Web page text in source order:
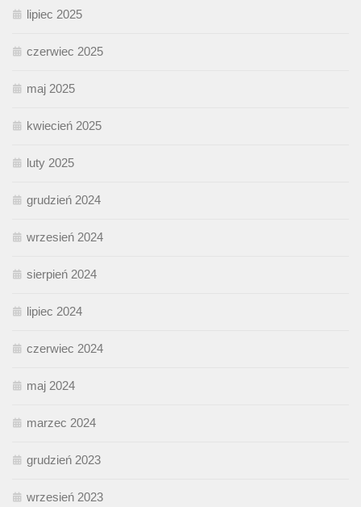
lipiec 2025
czerwiec 2025
maj 2025
kwiecień 2025
luty 2025
grudzień 2024
wrzesień 2024
sierpień 2024
lipiec 2024
czerwiec 2024
maj 2024
marzec 2024
grudzień 2023
wrzesień 2023